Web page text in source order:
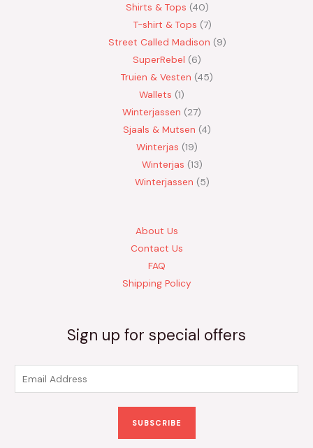
Shirts & Tops 40
T-shirt & Tops 7
Street Called Madison 9
SuperRebel
6
Truien & Vesten 45
Wallets 1
Winterjassen
27
Sjaals & Mutsen 4
Winterjas 19
Winterjas 13
Winterjassen
5
About Us
Contact Us
FAQ
Shipping Policy
Sign up for special offers
m
SUBSCRIBE